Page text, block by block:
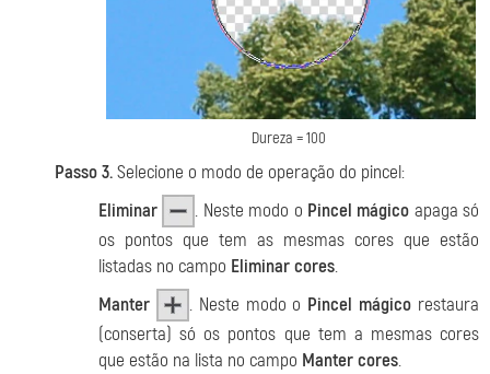
Dureza = 100
Passo 3.Selecione o modo de operação do pincel:
Eliminar
. Neste modo o Pincel mágico apaga só
os pontos que tem as mesmas cores que estão
listadas no campo Eliminar cores.
Manter
. Neste modo o Pincel mágico restaura
(conserta) só os pontos que tem a mesmas cores
que estão na lista no campo Manter cores.